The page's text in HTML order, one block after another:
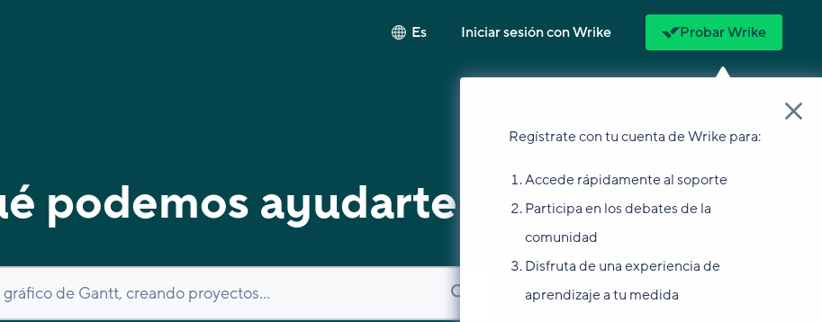
Es Iniciar sesión con Wrike Probar Wrike
Regístrate con tu cuenta de Wrike para:
Accede rápidamente al soporte
Participa en los debates de la
comunidad
Disfruta de una experiencia de
aprendizaje a tu medida
podemos ayudarte hoy?